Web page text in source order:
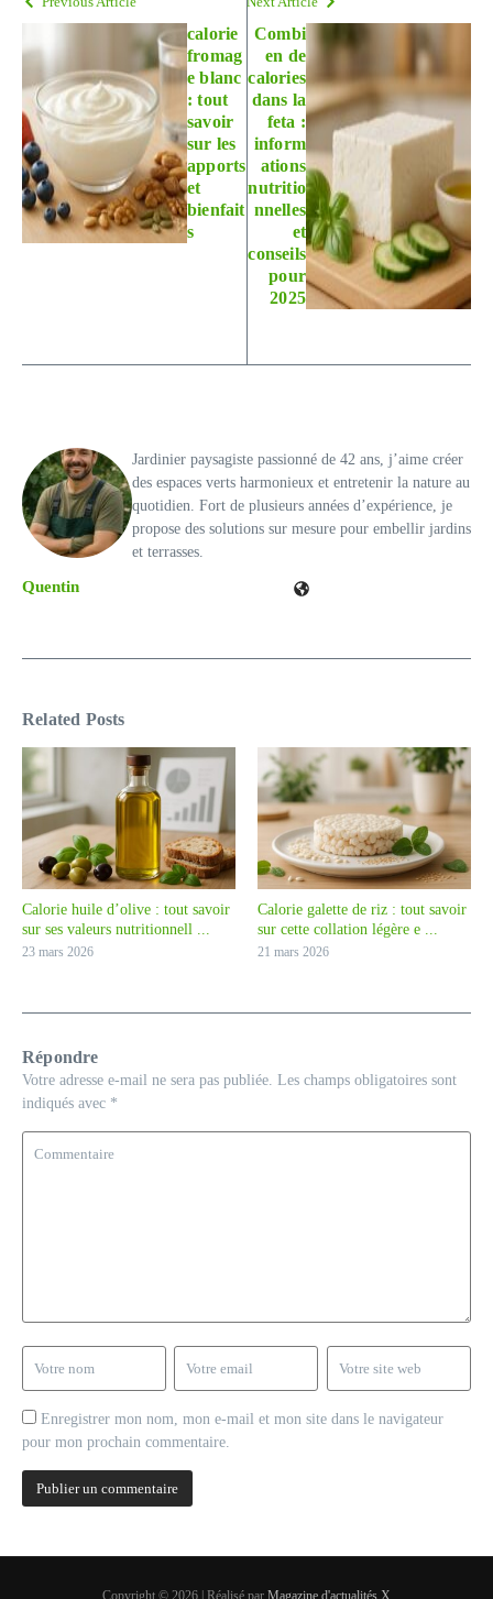
calorie
fromag
e blanc
: tout
savoir
sur les
apports
et
bienfait
s
Combi
en de
calories
dans la
feta :
inform
ations
nutritio
nnelles
et
conseils
pour
2025
Quentin
Jardinier paysagiste passionné de 42 ans, j’aime créer
des espaces verts harmonieux et entretenir la nature au
quotidien. Fort de plusieurs années d’expérience, je
propose des solutions sur mesure pour embellir jardins
et terrasses.
Related Posts
Calorie huile d’olive : tout savoir
sur ses valeurs nutritionnell ...
23 mars 2026
Calorie galette de riz : tout savoir
sur cette collation légère e ...
21 mars 2026
Répondre
Votre adresse e-mail ne sera pas publiée. Les champs obligatoires sont
indiqués avec *
Enregistrer mon nom, mon e-mail et mon site dans le navigateur
pour mon prochain commentaire.